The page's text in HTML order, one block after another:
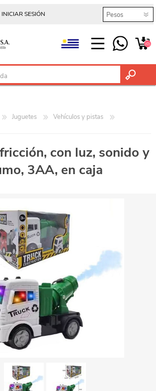
INICIAR SESIÓN
(0)
Juguetes Vehículos y pistas
con luz, sonido y
3AA, en caja